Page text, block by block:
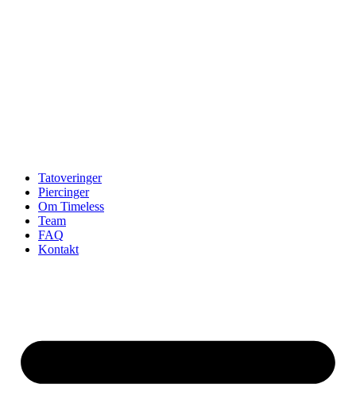
Tatoveringer
Piercinger
Om Timeless
Team
FAQ
Kontakt